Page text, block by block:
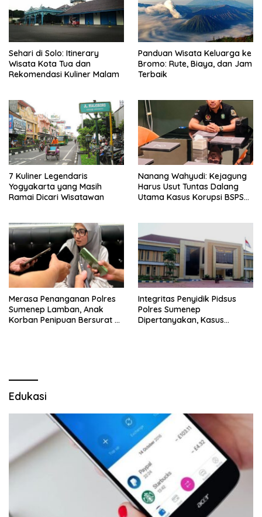
Sehari di Solo: Itinerary
Wisata Kota Tua dan
Rekomendasi Kuliner Malam
Panduan Wisata Keluarga ke
Bromo: Rute, Biaya, dan Jam
Terbaik
7 Kuliner Legendaris
Yogyakarta yang Masih
Ramai Dicari Wisatawan
Nanang Wahyudi: Kejagung
Harus Usut Tuntas Dalang
Utama Kasus Korupsi BSPS
Merasa Penanganan Polres
Sumenep Lamban, Anak
Korban Penipuan Bersurat ke
Integritas Penyidik Pidsus
Polres Sumenep
Dipertanyakan, Kasus
Edukasi